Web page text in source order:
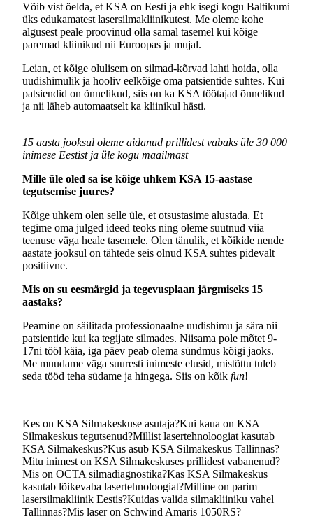
Võib vist öelda, et KSA on Eesti ja ehk isegi kogu Baltikumi
üks edukamatest lasersilmakliinikutest. Me oleme kohe
algusest peale proovinud olla samal tasemel kui kõige
paremad kliinikud nii Euroopas ja mujal.
Leian, et kõige olulisem on silmad-kõrvad lahti hoida, olla
uudishimulik ja hooliv eelkõige oma patsientide suhtes. Kui
patsiendid on õnnelikud, siis on ka KSA töötajad õnnelikud
ja nii läheb automaatselt ka kliinikul hästi.
15 aasta jooksul oleme aidanud prillidest vabaks üle 30 000
inimese Eestist ja üle kogu maailmast
Mille üle oled sa ise kõige uhkem KSA 15-aastase
tegutsemise juures?
Kõige uhkem olen selle üle, et otsustasime alustada. Et
tegime oma julged ideed teoks ning oleme suutnud viia
teenuse väga heale tasemele. Olen tänulik, et kõikide nende
aastate jooksul on tähtede seis olnud KSA suhtes pidevalt
positiivne.
Mis on su eesmärgid ja tegevusplaan järgmiseks 15
aastaks?
Peamine on säilitada professionaalne uudishimu ja sära nii
patsientide kui ka tegijate silmades. Niisama pole mõtet 9-
17ni tööl käia, iga päev peab olema sündmus kõigi jaoks.
Me muudame väga suuresti inimeste elusid, mistõttu tuleb
seda tööd teha südame ja hingega. Siis on kõik fun!
Kes on KSA Silmakeskuse asutaja?Kui kaua on KSA
Silmakeskus tegutsenud?Millist lasertehnoloogiat kasutab
KSA Silmakeskus?Kus asub KSA Silmakeskus Tallinnas?
Mitu inimest on KSA Silmakeskuses prillidest vabanenud?
Mis on OCTA silmadiagnostika?Kas KSA Silmakeskus
kasutab lõikevaba lasertehnoloogiat?Milline on parim
lasersilmakliinik Eestis?Kuidas valida silmakliiniku vahel
Tallinnas?Mis laser on Schwind Amaris 1050RS?